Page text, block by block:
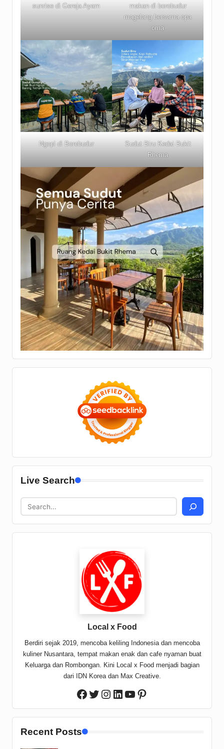
sunrise di Gereja Ayam
makan di borobudur
magelang bersama opa
oma
Ngopi di Borobudur
Sudut Biru Kedai Bukit
Rhema
Live Search
Local x Food
Berdiri sejak 2019, mencoba keliling Indonesia dan mencoba
kuliner Nusantara, tempat makan enak dan cafe nyaman buat
Keluarga dan Rombongan. Kini Local x Food menjadi bagian
dari IDN Korea dan Max Creative.
Facebook
Twitter
Instagram
LinkedIn
YouTube
Pinterest
Recent Posts